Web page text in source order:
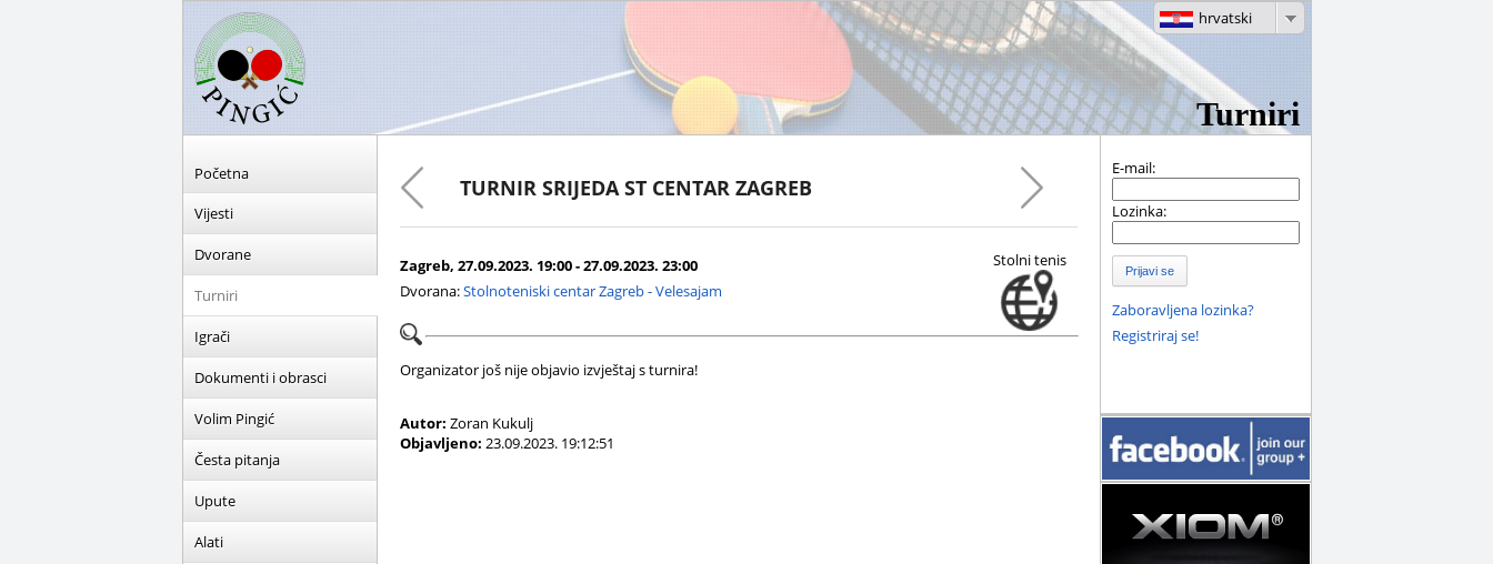
Turniri
hrvatski
Početna
Vijesti
Dvorane
Turniri
Igrači
Dokumenti i obrasci
Volim Pingić
Česta pitanja
Upute
Alati
TURNIR SRIJEDA ST CENTAR ZAGREB
Zagreb, 27.09.2023. 19:00 - 27.09.2023. 23:00
Dvorana:Stolnoteniski centar Zagreb - Velesajam
Stolni tenis
Organizator još nije objavio izvještaj s turnira!
Autor: Zoran Kukulj
Objavljeno: 23.09.2023. 19:12:51
E-mail:
Lozinka:
Prijavi se
Zaboravljena lozinka?
Registriraj se!